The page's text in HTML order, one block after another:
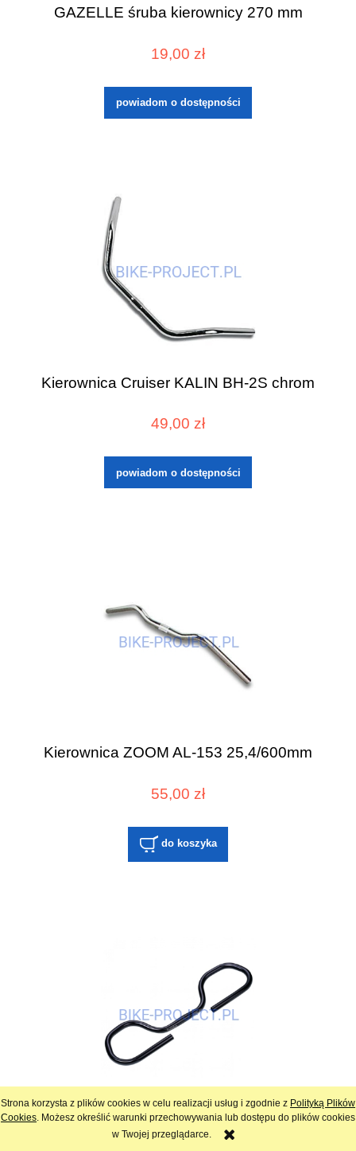
Strona korzysta z plików cookies w celu realizacji usług i zgodnie z Polityką Plików
Cookies. Możesz określić warunki przechowywania lub dostępu do plików cookies
w Twojej przeglądarce.
GAZELLE śruba kierownicy 270 mm
19,00 zł
powiadom o dostępności
Kierownica Cruiser KALIN BH-2S chrom
49,00 zł
powiadom o dostępności
Kierownica ZOOM AL-153 25,4/600mm
55,00 zł
do koszyka
Wielopozycyjna kierownica Amoeba - Borla